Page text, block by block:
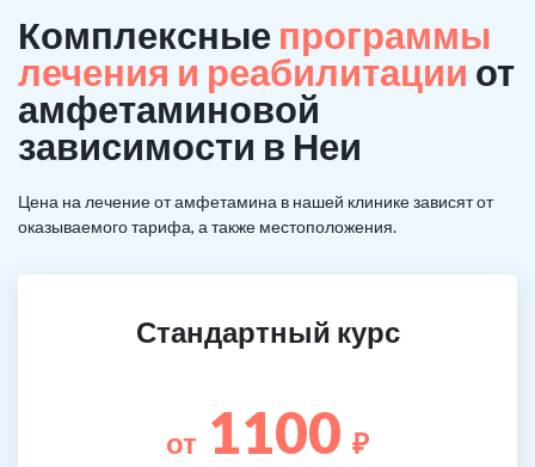
Комплексные программы
лечения и реабилитации от
амфетаминовой
зависимости в Неи
Цена на лечение от амфетамина в нашей клинике зависят от
оказываемого тарифа, а также местоположения.
Стандартный курс
от 1100 ₽